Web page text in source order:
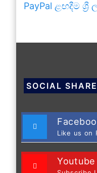
PayPal ළඟදීම ශ්‍රී
SOCIAL SHARE
Like us on
Youtube